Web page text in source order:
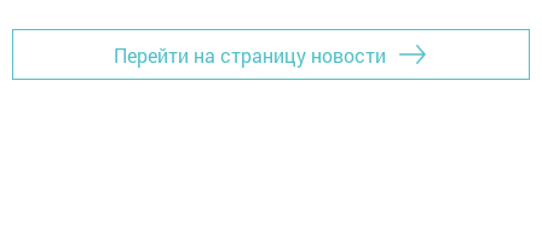
Перейти на страницу новости